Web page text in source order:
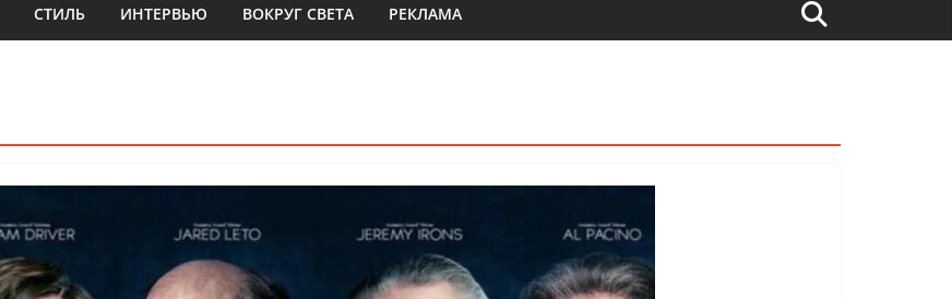
СТИЛЬ ИНТЕРВЬЮ ВОКРУГ СВЕТА РЕКЛАМА